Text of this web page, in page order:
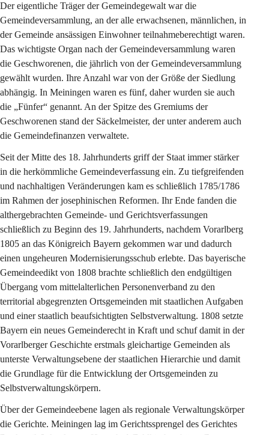
Der eigentliche Träger der Gemeindegewalt war die
Gemeindeversammlung, an der alle erwachsenen, männlichen, in
der Gemeinde ansässigen Einwohner teilnahmeberechtigt waren.
Das wichtigste Organ nach der Gemeindeversammlung waren
die Geschworenen, die jährlich von der Gemeindeversammlung
gewählt wurden. Ihre Anzahl war von der Größe der Siedlung
abhängig. In Meiningen waren es fünf, daher wurden sie auch
die „Fünfer“ genannt. An der Spitze des Gremiums der
Geschworenen stand der Säckelmeister, der unter anderem auch
die Gemeindefinanzen verwaltete.
Seit der Mitte des 18. Jahrhunderts griff der Staat immer stärker
in die herkömmliche Gemeindeverfassung ein. Zu tiefgreifenden
und nachhaltigen Veränderungen kam es schließlich 1785/1786
im Rahmen der josephinischen Reformen. Ihr Ende fanden die
althergebrachten Gemeinde- und Gerichtsverfassungen
schließlich zu Beginn des 19. Jahrhunderts, nachdem Vorarlberg
1805 an das Königreich Bayern gekommen war und dadurch
einen ungeheuren Modernisierungsschub erlebte. Das bayerische
Gemeindeedikt von 1808 brachte schließlich den endgültigen
Übergang vom mittelalterlichen Personenverband zu den
territorial abgegrenzten Ortsgemeinden mit staatlichen Aufgaben
und einer staatlich beaufsichtigten Selbstverwaltung. 1808 setzte
Bayern ein neues Gemeinderecht in Kraft und schuf damit in der
Vorarlberger Geschichte erstmals gleichartige Gemeinden als
unterste Verwaltungsebene der staatlichen Hierarchie und damit
die Grundlage für die Entwicklung der Ortsgemeinden zu
Selbstverwaltungskörpern.
Über der Gemeindeebene lagen als regionale Verwaltungskörper
die Gerichte. Meiningen lag im Gerichtssprengel des Gerichtes